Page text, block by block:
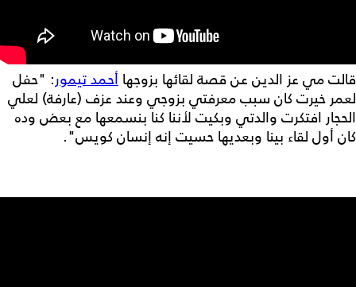
قالت مي عز الدين عن قصة لقائها بزوجها أحمد تيمور: "حفل
لعمر خيرت كان سبب معرفتي بزوجي وعند عزف (عارفة) لعلي
الحجار افتكرت والدتي وبكيت لأننا كنا بنسمعها مع بعض وده
كان أول لقاء بينا وبعديها حسيت إنه إنسان كويس".